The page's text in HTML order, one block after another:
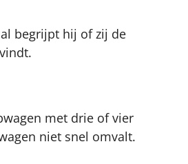
begrijpt hij of zij de
met drie of vier
niet snel omvalt.